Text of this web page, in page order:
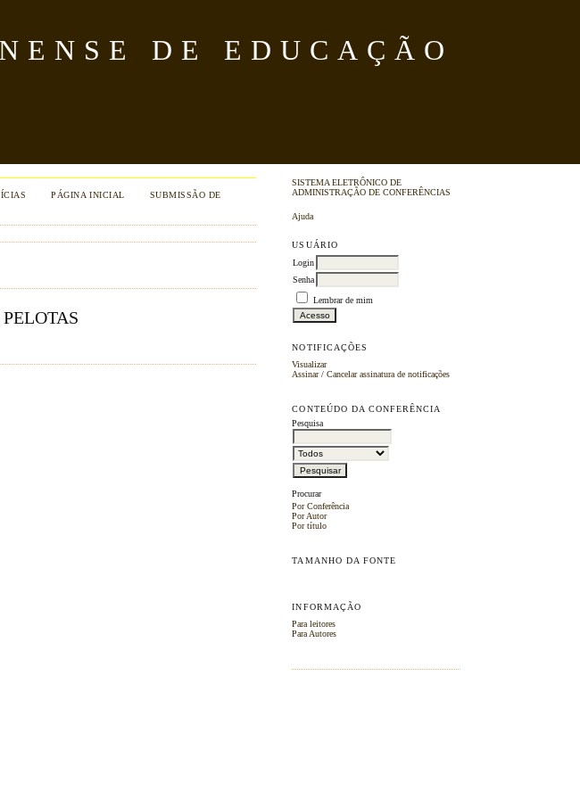
DE EDUCAÇÃO
SISTEMA ELETRÔNICO DE
ADMINISTRAÇÃO DE CONFERÊNCIAS
Ajuda
USUÁRIO
Login
Senha
Lembrar de mim
NOTIFICAÇÕES
Visualizar
Assinar/Cancelar assinatura de notificações
CONTEÚDO DA CONFERÊNCIA
Pesquisa
Procurar
Por Conferência
Por Autor
Por título
TAMANHO DA FONTE
INFORMAÇÃO
Para leitores
Para Autores
PÁGINA INICIAL
SUBMISSÃO DE